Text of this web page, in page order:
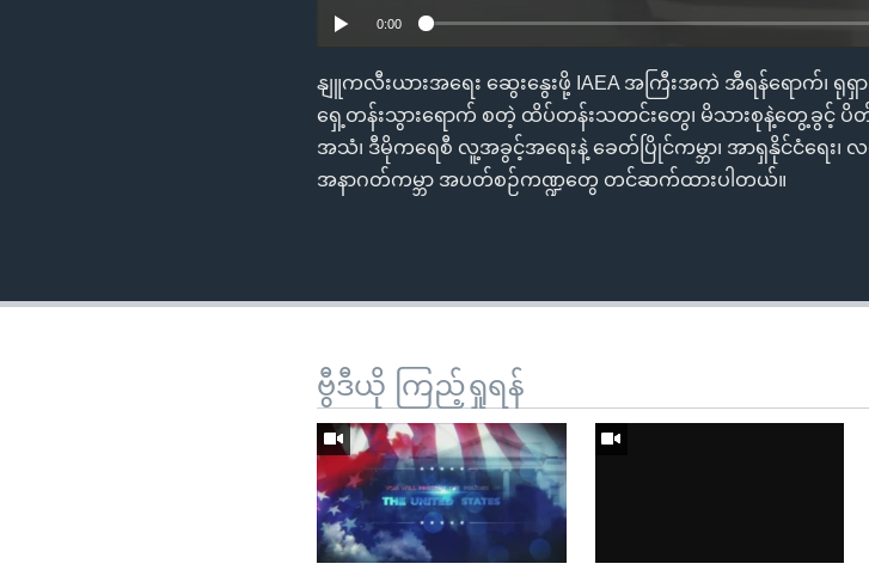
0:00
နျူကလီးယားအရေး ဆွေးနွေးဖို့ IAEA အကြီးအကဲ အီရန်ရောက်၊ ရုရှ
ရှေ့တန်းသွားရောက် စတဲ့ ထိပ်တန်းသတင်းတွေ၊ မိသားစုနဲ့တွေ့ခွင့် ပိ
အသံ၊ ဒီမိုကရေစီ လူ့အခွင့်အရေးနဲ့ ခေတ်ပြိုင်ကမ္ဘာ၊ အာရှနိုင်ငံရေး၊
အနာဂတ်ကမ္ဘာ အပတ်စဉ်ကဏ္ဍတွေ တင်ဆက်ထားပါတယ်။
ဗွီဒီယို ကြည့်ရှုရန်